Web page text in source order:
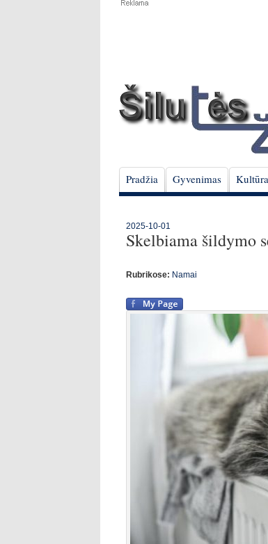
Pradžia Gyvenimas Kultūra
2025-10-01
Skelbiama šildymo
Rubrikose: Namai